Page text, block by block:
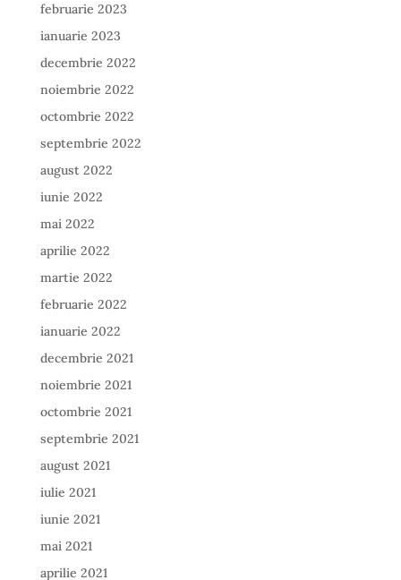
februarie 2023
ianuarie 2023
decembrie 2022
noiembrie 2022
octombrie 2022
septembrie 2022
august 2022
iunie 2022
mai 2022
aprilie 2022
martie 2022
februarie 2022
ianuarie 2022
decembrie 2021
noiembrie 2021
octombrie 2021
septembrie 2021
august 2021
iulie 2021
iunie 2021
mai 2021
aprilie 2021